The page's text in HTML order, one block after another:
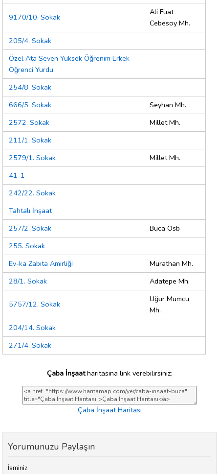
9170/10. Sokak
Ali Fuat
Cebesoy Mh.
205/4. Sokak
Özel Ata Seven Yüksek Öğrenim Erkek
Öğrenci Yurdu
254/8. Sokak
666/5. Sokak
Seyhan Mh.
2572. Sokak
Millet Mh.
211/1. Sokak
2579/1. Sokak
Millet Mh.
41-1
242/22. Sokak
Tahtalı İnşaat
257/2. Sokak
Buca Osb
255. Sokak
Ev-ka Zabıta Amirliği
Murathan Mh.
28/1. Sokak
Adatepe Mh.
5757/12. Sokak
Uğur Mumcu
Mh.
204/14. Sokak
271/4. Sokak
Çaba İnşaatharitasına link verebilirsiniz;
Çaba İnşaat Haritası
Yorumunuzu Paylaşın
İsminiz